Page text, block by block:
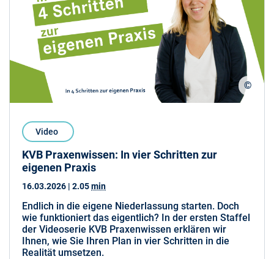
©
Foto:
Video
KVB Praxenwissen: In vier Schritten zur
eigenen Praxis
16.03.2026 | 2.05min
Endlich in die eigene Niederlassung starten. Doch
wie funktioniert das eigentlich? In der ersten Staffel
der Videoserie KVB Praxenwissen erklären wir
Ihnen, wie Sie Ihren Plan in vier Schritten in die
Realität umsetzen.